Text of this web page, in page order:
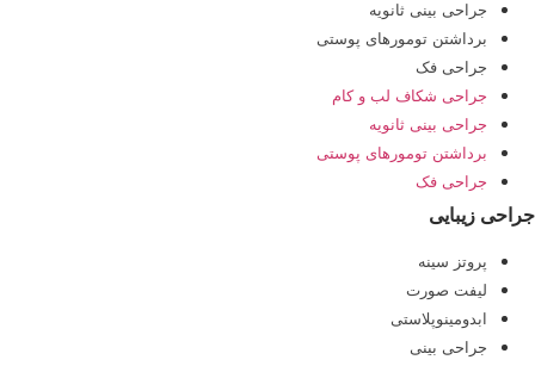
جراحی بینی ثانویه
برداشتن تومورهای پوستی
جراحی فک
جراحی شکاف لب و کام
جراحی بینی ثانویه
برداشتن تومورهای پوستی
جراحی فک
جراحی زیبایی
پروتز سینه
لیفت صورت
ابدومینوپلاستی
جراحی بینی